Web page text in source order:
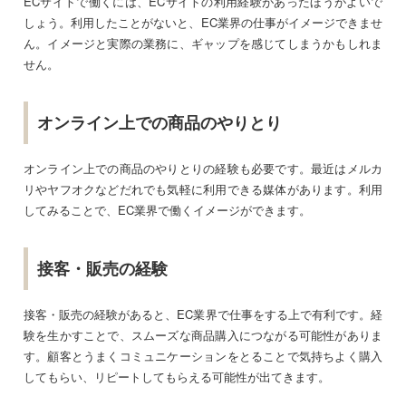
しょう。利用したことがないと、EC業界の仕事がイメージできませ
ん。イメージと実際の業務に、ギャップを感じてしまうかもしれま
せん。
オンライン上での商品のやりとり
オンライン上での商品のやりとりの経験も必要です。最近はメルカ
リやヤフオクなどだれでも気軽に利用できる媒体があります。利用
してみることで、EC業界で働くイメージができます。
接客・販売の経験
接客・販売の経験があると、EC業界で仕事をする上で有利です。経
験を生かすことで、スムーズな商品購入につながる可能性がありま
す。顧客とうまくコミュニケーションをとることで気持ちよく購入
してもらい、リピートしてもらえる可能性が出てきます。